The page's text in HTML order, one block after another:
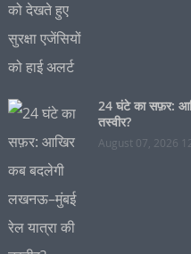
24 घंटे का सफ़र:
तस्वीर?
August 07, 2026